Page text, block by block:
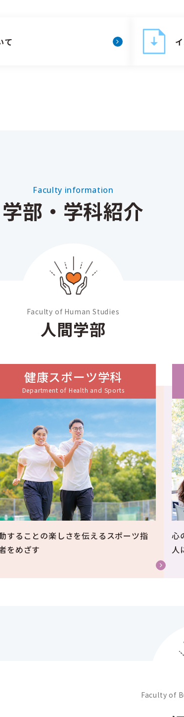
て
Faculty information
学部・学科紹介
Faculty of Human Studies
人間学部
健康スポーツ学科
Department of Health and Sports
することの楽しさを伝えるスポーツ指
をめざす
心
人
Faculty of